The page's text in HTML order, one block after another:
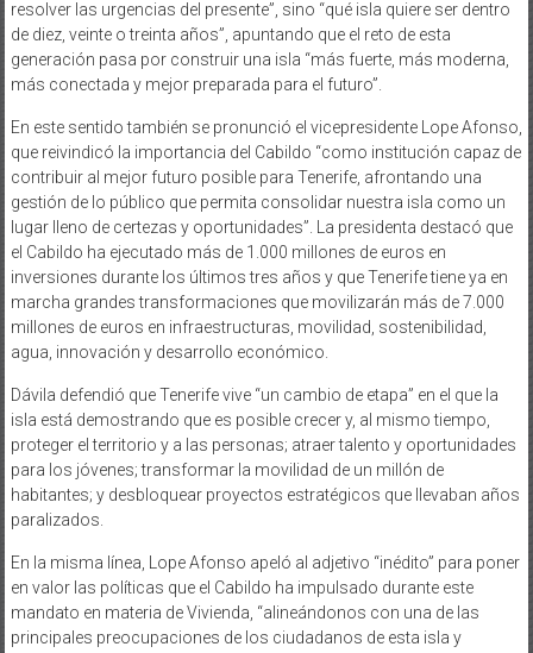
resolver las urgencias del presente”, sino “qué isla quiere ser dentro
de diez, veinte o treinta años”, apuntando que el reto de esta
generación pasa por construir una isla “más fuerte, más moderna,
más conectada y mejor preparada para el futuro”.
En este sentido también se pronunció el vicepresidente Lope Afonso,
que reivindicó la importancia del Cabildo “como institución capaz de
contribuir al mejor futuro posible para Tenerife, afrontando una
gestión de lo público que permita consolidar nuestra isla como un
lugar lleno de certezas y oportunidades”. La presidenta destacó que
el Cabildo ha ejecutado más de 1.000 millones de euros en
inversiones durante los últimos tres años y que Tenerife tiene ya en
marcha grandes transformaciones que movilizarán más de 7.000
millones de euros en infraestructuras, movilidad, sostenibilidad,
agua, innovación y desarrollo económico.
Dávila defendió que Tenerife vive “un cambio de etapa” en el que la
isla está demostrando que es posible crecer y, al mismo tiempo,
proteger el territorio y a las personas; atraer talento y oportunidades
para los jóvenes; transformar la movilidad de un millón de
habitantes; y desbloquear proyectos estratégicos que llevaban años
paralizados.
En la misma línea, Lope Afonso apeló al adjetivo “inédito” para poner
en valor las políticas que el Cabildo ha impulsado durante este
mandato en materia de Vivienda, “alineándonos con una de las
principales preocupaciones de los ciudadanos de esta isla y